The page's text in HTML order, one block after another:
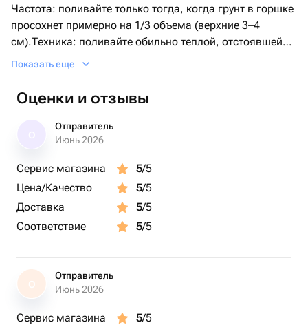
Частота: поливайте только тогда, когда грунт в горшке
просохнет примерно на 1/3 объема (верхние 3–4
см).Техника: поливайте обильно теплой, отстоявшейся
водой, но через 15 минут обязательно сливайте всю
корней — они моментально загнивают.
Влажность воздуха и гигиена
Опрыскивание: антуриум любит влажность (50–60%).
Опрыскивайте листья из мелкого пульверизатора, но
воды на них остаются некрасивые темные пятна).Уход
за листьями: раз в 1–2 недели протирайте глянцевые
листья влажной мягкой губкой от пыли.
Свет: яркий, но строго рассеянный.Куда поставить:
розовые цветы обгорят (появятся сухие пятна). В тени
новые бутоны будут распускаться мелкими, блеклыми
Показать еще
Оценки и отзывы
Отправитель
Июнь 2026
Сервис магазина 5/5
Цена/Качество
5/5
Доставка
5/5
Соответствие
5/5
О
Отправитель
Июнь 2026
Сервис магазина 5/5